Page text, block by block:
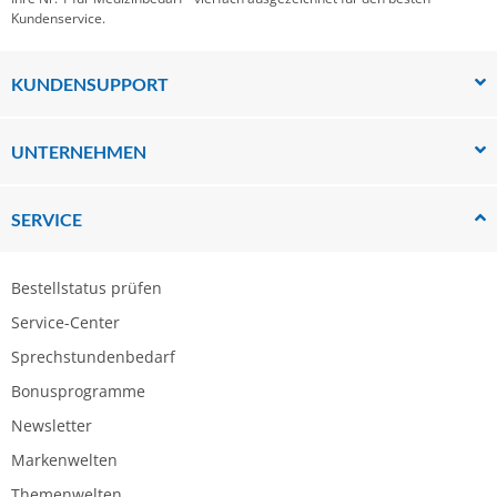
Kundenservice.
KUNDENSUPPORT
UNTERNEHMEN
SERVICE
Bestellstatus prüfen
Service-Center
Sprechstundenbedarf
Bonusprogramme
Newsletter
Markenwelten